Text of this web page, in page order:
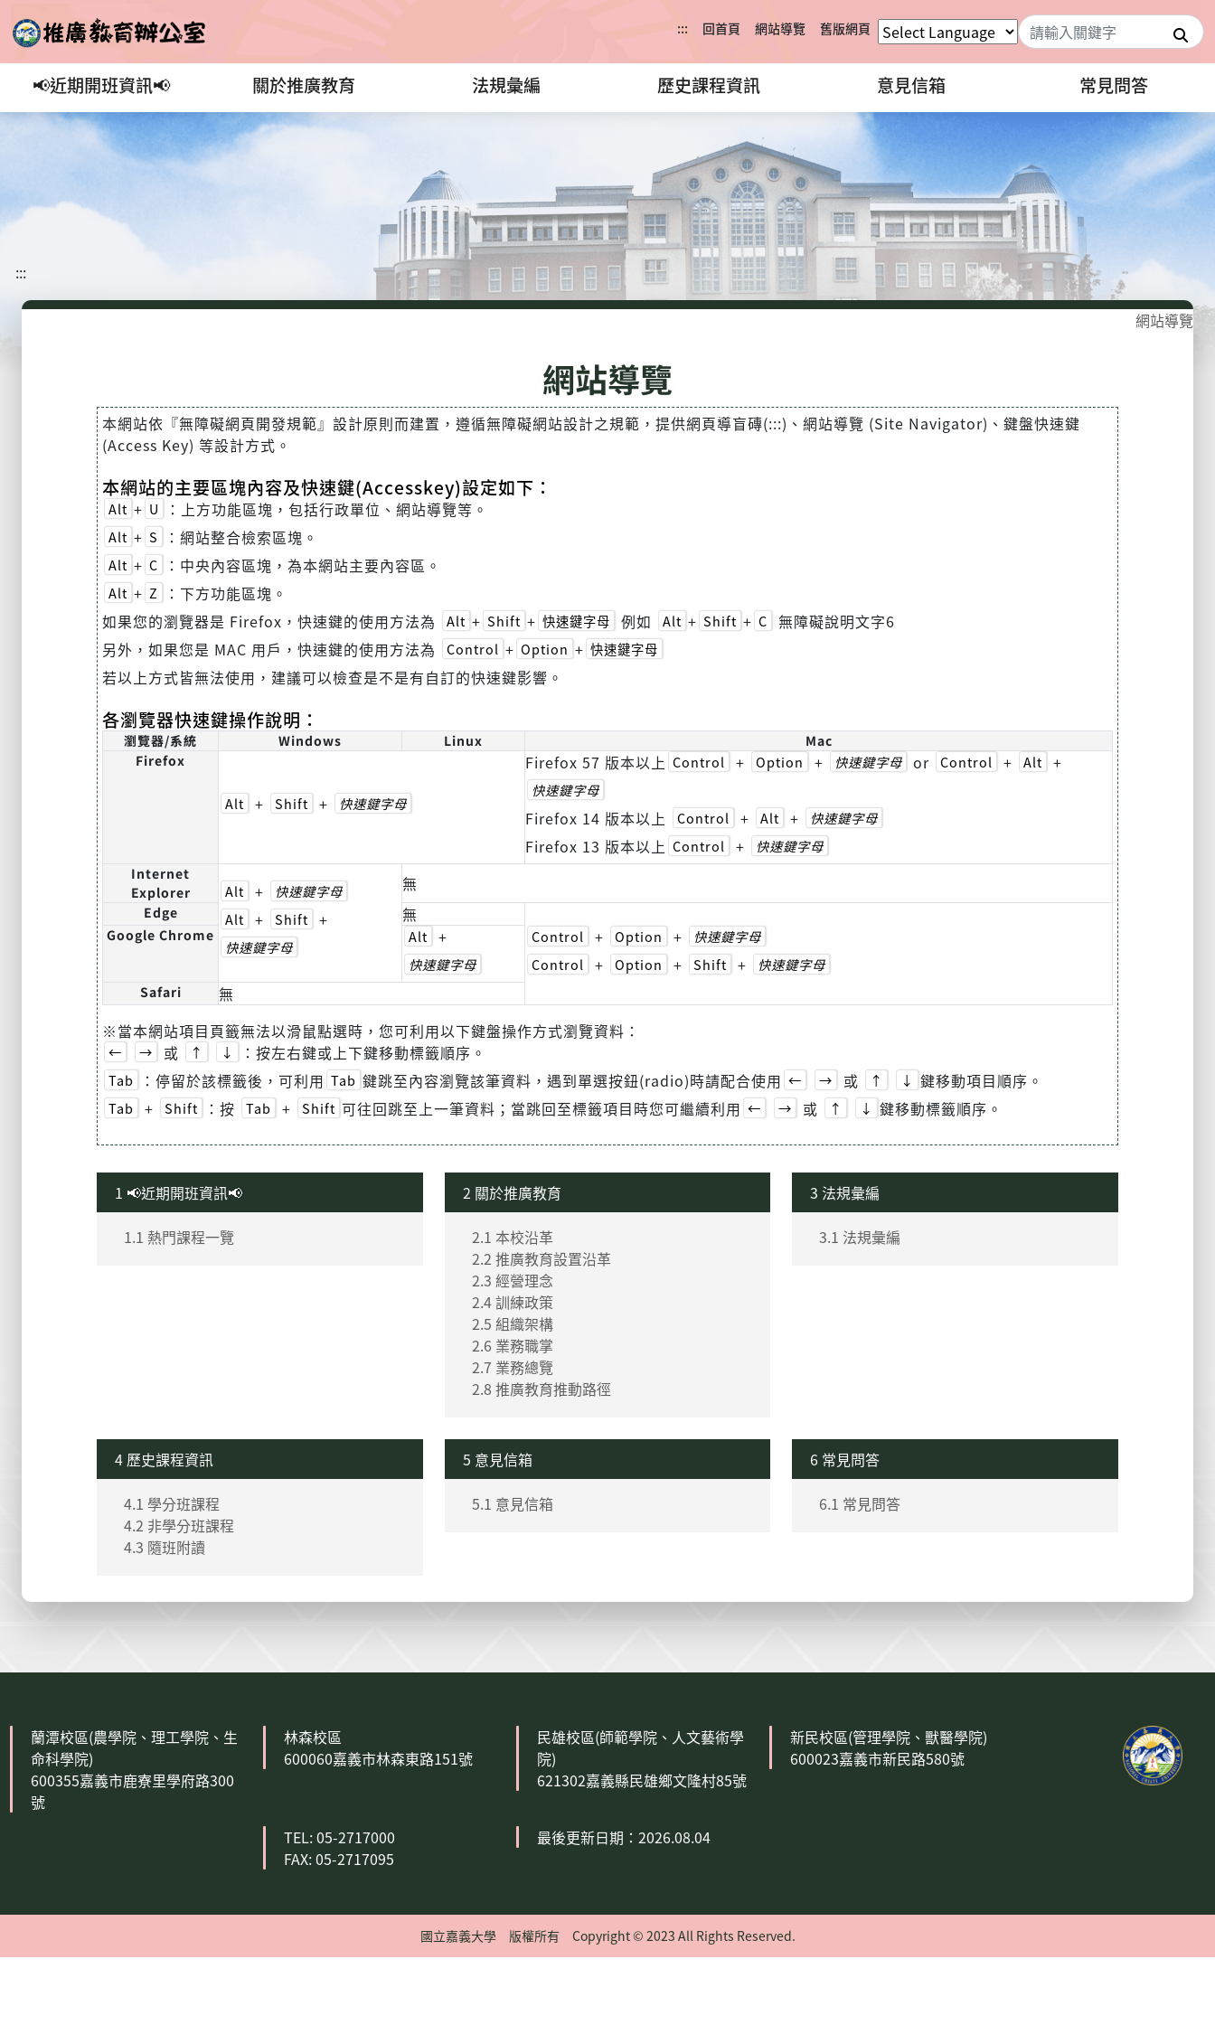
::: 回首頁 網站導覽 舊版網頁 搜尋
📢近期開班資訊📢 關於推廣教育 法規彙編 歷史課程資訊 意見信箱 常見問答
:::
網站導覽
網站導覽
本網站依『無障礙網頁開發規範』設計原則而建置，遵循無障礙網站設計之規範，提供網頁導盲磚(:::)、網站導覽 (Site Navigator)、鍵盤快速鍵
(Access Key) 等設計方式。
本網站的主要區塊內容及快速鍵(Accesskey)設定如下：
Alt + U ：上方功能區塊，包括行政單位、網站導覽等。
Alt + S ：網站整合檢索區塊。
Alt + C ：中央內容區塊，為本網站主要內容區。
Alt + Z
：下方功能區塊。
如果您的瀏覽器是 Firefox，快速鍵的使用方法為
Alt + Shift + 快速鍵字母 例如 Alt + Shift + C
無障礙說明文字6
另外，如果您是 MAC 用戶，快速鍵的使用方法為
Control + Option + 快速鍵字母
若以上方式皆無法使用，建議可以檢查是不是有自訂的快速鍵影響。
各瀏覽器快速鍵操作說明：
瀏覽器/系統 Windows Linux
Mac
Firefox
Alt + Shift + 快速鍵字母
Firefox 57 版本以上 Control + Option + 快速鍵字母 or Control + Alt +
快速鍵字母
Firefox 14 版本以上 Control + Alt + 快速鍵字母
Firefox 13 版本以上 Control + 快速鍵字母
Internet
Explorer
Alt +
快速鍵字母
Alt
+ Shift +
快速鍵字母
無
Edge 無
Control + Option +
快速鍵字母
Control
+ Option + Shift + 快速鍵字母
Google Chrome Alt +
快速鍵字母
Safari
無
※當本網站項目頁籤無法以滑鼠點選時，您可利用以下鍵盤操作方式瀏覽資料：
← → 或 ↑ ↓ ：按左右鍵或上下鍵移動標籤順序。
Tab ：停留於該標籤後，可利用 Tab 鍵跳至內容瀏覽該筆資料，遇到單選按鈕(radio)時請配合使用 ← → 或 ↑ ↓ 鍵移動項目順序。
Tab + Shift ：按 Tab + Shift 可往回跳至上一筆資料；當跳回至標籤項目時您可繼續利用 ← → 或 ↑ ↓ 鍵移動標籤順序。
1 📢近期開班資訊📢
1.1 熱門課程一覽
2 關於推廣教育
2.1 本校沿革
2.2 推廣教育設置沿革
2.3 經營理念
2.4 訓練政策
2.5 組織架構
2.6 業務職掌
2.7 業務總覽
2.8 推廣教育推動路徑
3 法規彙編
3.1 法規彙編
4 歷史課程資訊
4.1 學分班課程
4.2 非學分班課程
4.3 隨班附讀
5 意見信箱
5.1 意見信箱
6 常見問答
6.1 常見問答
蘭潭校區(農學院、理工學院、生
命科學院)
600355嘉義市鹿寮里學府路300
號
林森校區
600060嘉義市林森東路151號
民雄校區(師範學院、人文藝術學
院)
621302嘉義縣民雄鄉文隆村85號
新民校區(管理學院、獸醫學院)
600023嘉義市新民路580號
TEL: 05-2717000
FAX: 05-2717095
最後更新日期：2026.08.04
國立嘉義大學 版權所有 Copyright © 2023 All Rights Reserved.